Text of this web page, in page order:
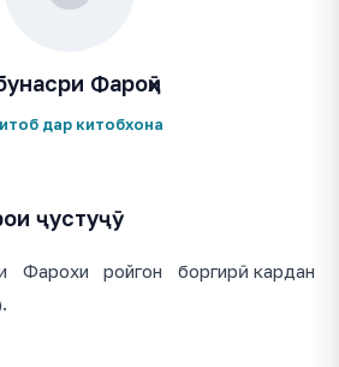
Фароҳӣ
дар китобхона
ҷустуҷӯ
Фарохи ройгон боргирӣ кардан